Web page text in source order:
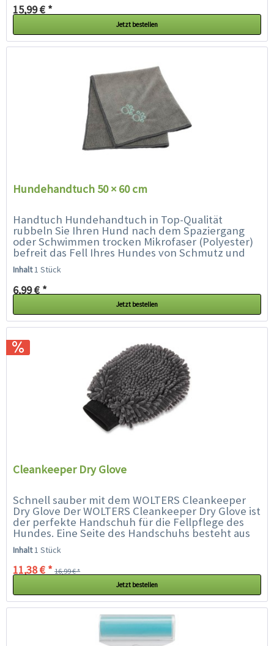
15,99 € *
Jetzt bestellen
Hundehandtuch 50 × 60 cm
Handtuch Hundehandtuch in Top-Qualität
rubbeln Sie Ihren Hund nach dem Spaziergang
oder Schwimmen trocken Mikrofaser (Polyester)
befreit das Fell Ihres Hundes von Schmutz und
Nässe enorm saugfähig bei verschmutztem,...
Inhalt1 Stück
6,99 € *
Jetzt bestellen
Cleankeeper Dry Glove
Schnell sauber mit dem WOLTERS Cleankeeper
Dry Glove Der WOLTERS Cleankeeper Dry Glove ist
der perfekte Handschuh für die Fellpflege des
Hundes. Eine Seite des Handschuhs besteht aus
sehr saugfähigen,...
Inhalt1 Stück
11,38 € * 16,99 € *
Jetzt bestellen